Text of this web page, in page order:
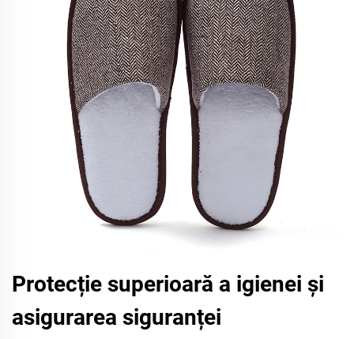
Protecție superioară a igienei și
asigurarea siguranței